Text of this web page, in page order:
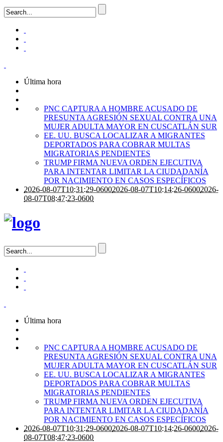
Última hora
PNC CAPTURA A HOMBRE ACUSADO DE
PRESUNTA AGRESIÓN SEXUAL CONTRA UNA
MUJER ADULTA MAYOR EN CUSCATLÁN SUR
EE. UU. BUSCA LOCALIZAR A MIGRANTES
DEPORTADOS PARA COBRAR MULTAS
MIGRATORIAS PENDIENTES
TRUMP FIRMA NUEVA ORDEN EJECUTIVA
PARA INTENTAR LIMITAR LA CIUDADANÍA
POR NACIMIENTO EN CASOS ESPECÍFICOS
2026-08-07T10:31:29-06002026-08-07T10:14:26-06002026-
08-07T08:47:23-0600
Última hora
PNC CAPTURA A HOMBRE ACUSADO DE
PRESUNTA AGRESIÓN SEXUAL CONTRA UNA
MUJER ADULTA MAYOR EN CUSCATLÁN SUR
EE. UU. BUSCA LOCALIZAR A MIGRANTES
DEPORTADOS PARA COBRAR MULTAS
MIGRATORIAS PENDIENTES
TRUMP FIRMA NUEVA ORDEN EJECUTIVA
PARA INTENTAR LIMITAR LA CIUDADANÍA
POR NACIMIENTO EN CASOS ESPECÍFICOS
2026-08-07T10:31:29-06002026-08-07T10:14:26-06002026-
08-07T08:47:23-0600